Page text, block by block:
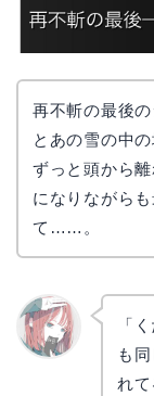
再不斬の最後
とあの雪の中
ずっと頭から
になりながら
て……。
「
も
れ